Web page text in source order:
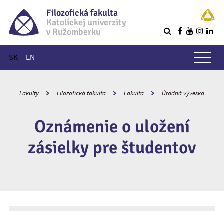
Filozofická fakulta
Katolíckej univerzity
v Ružomberku
SK EN
Hlavné menu
Fakulty Filozofická fakulta Fakulta Úradná výveska
Oznámenie o uložení
zásielky pre študentov